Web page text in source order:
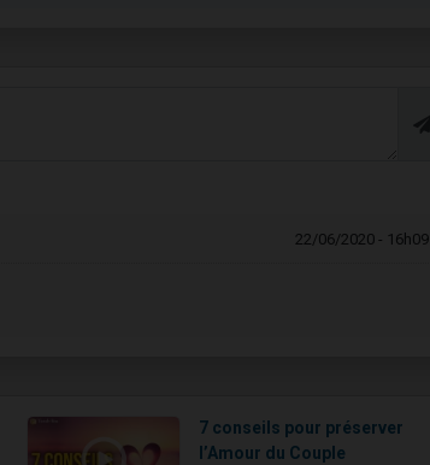
22/06/2020 - 16h09
7 conseils pour préserver
l’Amour du Couple